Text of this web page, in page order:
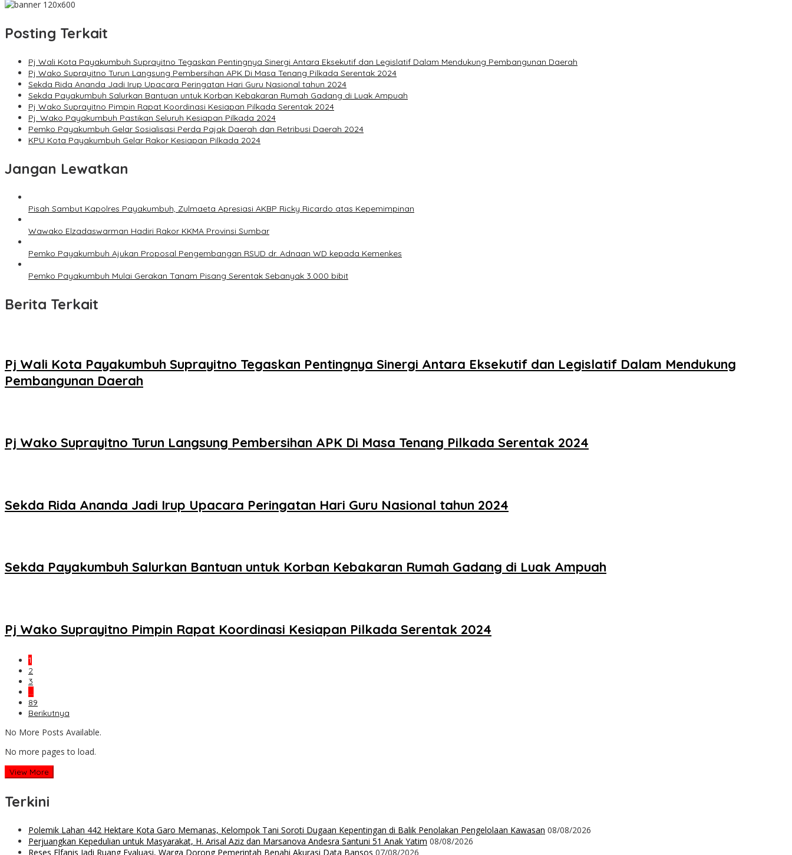
Posting Terkait
Pj Wali Kota Payakumbuh Suprayitno Tegaskan Pentingnya Sinergi Antara Eksekutif dan Legislatif Dalam Mendukung Pembangunan Daerah
Pj Wako Suprayitno Turun Langsung Pembersihan APK Di Masa Tenang Pilkada Serentak 2024
Sekda Rida Ananda Jadi Irup Upacara Peringatan Hari Guru Nasional tahun 2024
Sekda Payakumbuh Salurkan Bantuan untuk Korban Kebakaran Rumah Gadang di Luak Ampuah
Pj Wako Suprayitno Pimpin Rapat Koordinasi Kesiapan Pilkada Serentak 2024
Pj. Wako Payakumbuh Pastikan Seluruh Kesiapan Pilkada 2024
Pemko Payakumbuh Gelar Sosialisasi Perda Pajak Daerah dan Retribusi Daerah 2024
KPU Kota Payakumbuh Gelar Rakor Kesiapan Pilkada 2024
Jangan Lewatkan
Pisah Sambut Kapolres Payakumbuh, Zulmaeta Apresiasi AKBP Ricky Ricardo atas Kepemimpinan
Wawako Elzadaswarman Hadiri Rakor KKMA Provinsi Sumbar
Pemko Payakumbuh Ajukan Proposal Pengembangan RSUD dr. Adnaan WD kepada Kemenkes
Pemko Payakumbuh Mulai Gerakan Tanam Pisang Serentak Sebanyak 3.000 bibit
Berita Terkait
Pj Wali Kota Payakumbuh Suprayitno Tegaskan Pentingnya Sinergi Antara Eksekutif dan Legislatif Dalam Mendukung
Pembangunan Daerah
Pj Wako Suprayitno Turun Langsung Pembersihan APK Di Masa Tenang Pilkada Serentak 2024
Sekda Rida Ananda Jadi Irup Upacara Peringatan Hari Guru Nasional tahun 2024
Sekda Payakumbuh Salurkan Bantuan untuk Korban Kebakaran Rumah Gadang di Luak Ampuah
Pj Wako Suprayitno Pimpin Rapat Koordinasi Kesiapan Pilkada Serentak 2024
1
2
3
…
89
Berikutnya
No More Posts Available.
No more pages to load.
View More
Terkini
Polemik Lahan 442 Hektare Kota Garo Memanas, Kelompok Tani Soroti Dugaan Kepentingan di Balik Penolakan Pengelolaan Kawasan 08/08/2026
Perjuangkan Kepedulian untuk Masyarakat, H. Arisal Aziz dan Marsanova Andesra Santuni 51 Anak Yatim 08/08/2026
Reses Elfanis Jadi Ruang Evaluasi, Warga Dorong Pemerintah Benahi Akurasi Data Bansos 07/08/2026